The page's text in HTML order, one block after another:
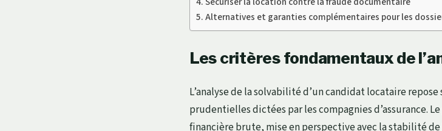
Alternatives et garanties complémentaires pour les
Les critères fondamentaux de
L’analyse de la solvabilité d’un candidat locataire
prudentielles dictées par les compagnies d’assurance.
financière brute, mise en perspective avec la stabilité